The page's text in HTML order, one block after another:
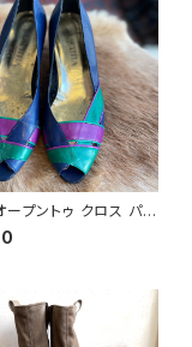
プントゥ クロス パン